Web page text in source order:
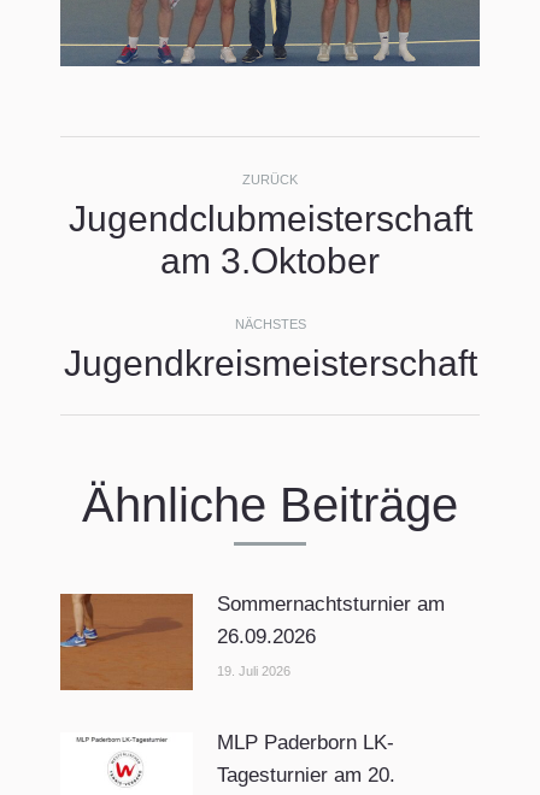
ZURÜCK
Vorheriger
Beitrag:
Jugendclubmeisterschaft
am 3.Oktober
NÄCHSTES
Nächster
Jugendkreismeisterschaft
Ähnliche Beiträge
Sommernachtsturnier am
26.09.2026
19. Juli 2026
MLP Paderborn LK-
Tagesturnier am 20.